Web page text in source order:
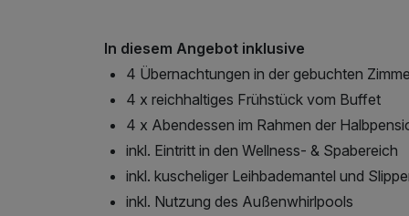
In diesem Angebot inklusive
4 Übernachtungen in der gebuchten
4 x reichhaltiges Frühstück vom Buffet
4 x Abendessen im Rahmen der
inkl. Eintritt in den Wellness- & Spabereich
inkl. kuscheliger Leihbademantel und
inkl. Nutzung des Außenwhirlpools